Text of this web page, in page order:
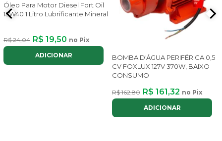
Óleo Para Motor Diesel Fort Oil
15W40 1 Litro Lubrificante Mineral
R$ 24,04 R$ 19,50 no Pix
ADICIONAR
BOMBA D'ÁGUA PERIFÉRICA 0,5
CV FOXLUX 127V 370W, BAIXO
CONSUMO
R$ 162,80 R$ 161,32 no Pix
ADICIONAR